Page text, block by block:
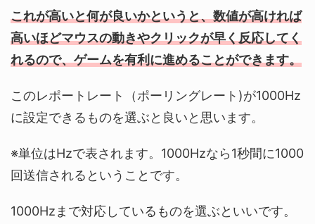
これが高いと何が良いかというと、数値が高ければ
高いほどマウスの動きやクリックが早く反応してく
れるので、ゲームを有利に進めることができます。
このレポートレート（ポーリングレート)が1000Hz
に設定できるものを選ぶと良いと思います。
※単位はHzで表されます。1000Hzなら1秒間に1000
回送信されるということです。
1000Hzまで対応しているものを選ぶといいです。